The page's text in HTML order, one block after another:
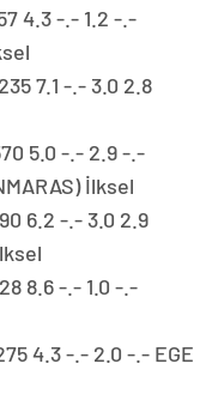
4.3 -.- 1.2 -.-
7.1 -.- 3.0 2.8
5.0 -.- 2.9 -.-
İlksel
6.2 -.- 3.0 2.9
8.6 -.- 1.0 -.-
4.3 -.- 2.0 -.- EGE